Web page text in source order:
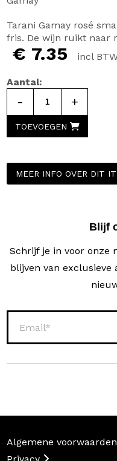
Tarani Gamay rosé
fris. De wijn ruikt naar
€ 7.35 incl
Aantal:
- +
TOEVOEGEN
MEER INFO OVER DIT
Blijf
Schrijf je in voor onze
blijven van exclusieve
Algemene voorwaarden